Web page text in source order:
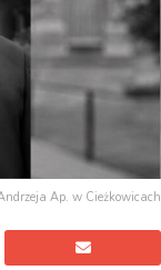
Ap. w Cieżkowicach